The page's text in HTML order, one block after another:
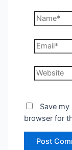
Name*
Email*
Website
Save
browser for